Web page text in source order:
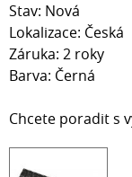
Stav: Nová
Lokalizace: Česká
Záruka: 2 roky
Barva: Černá
Chcete poradit s